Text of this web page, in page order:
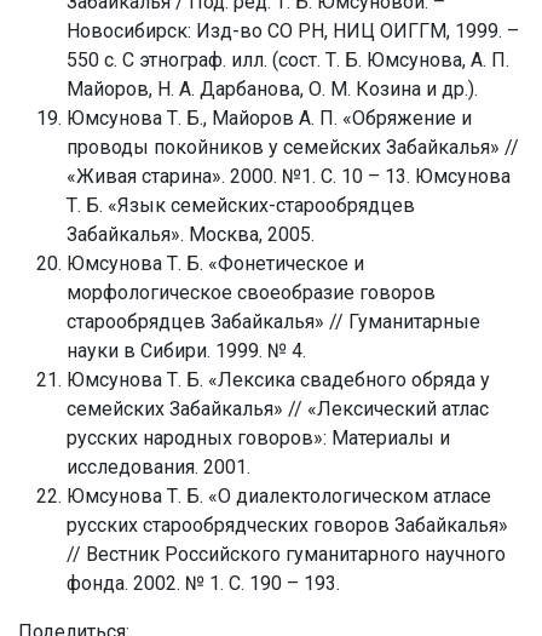
Новосибирск: Изд-во СО РН, НИЦ ОИГГМ, 1999. –
550 с. С этнограф. илл. (сост. Т. Б. Юмсунова, А. П.
Майоров, Н. А. Дарбанова, О. М. Козина и др.).
Юмсунова Т. Б., Майоров А. П. «Обряжение и
проводы покойников у семейских Забайкалья» //
«Живая старина». 2000. №1. С. 10 – 13. Юмсунова
Т. Б. «Язык семейских-старообрядцев
Забайкалья». Москва, 2005.
Юмсунова Т. Б. «Фонетическое и
морфологическое своеобразие говоров
старообрядцев Забайкалья» // Гуманитарные
науки в Сибири. 1999. № 4.
Юмсунова Т. Б. «Лексика свадебного обряда у
семейских Забайкалья» // «Лексический атлас
русских народных говоров»: Материалы и
исследования. 2001.
Юмсунова Т. Б. «О диалектологическом атласе
русских старообрядческих говоров Забайкалья»
// Вестник Российского гуманитарного научного
фонда. 2002. № 1. С. 190 – 193.